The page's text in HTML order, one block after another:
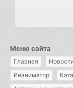
Меню сайта
Главная
Реаниматор